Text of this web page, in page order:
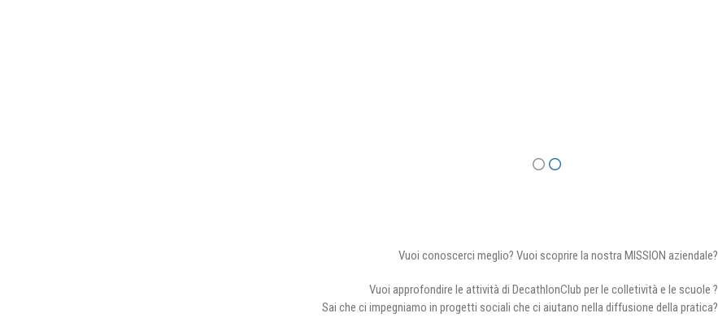
Vuoi conoscerci meglio? Vuoi scoprire la nostra MISSION aziendale?
Vuoi approfondire le attività di DecathlonClub per le colletività e le scuole ?
Sai che ci impegniamo in progetti sociali che ci aiutano nella diffusione della pratica?